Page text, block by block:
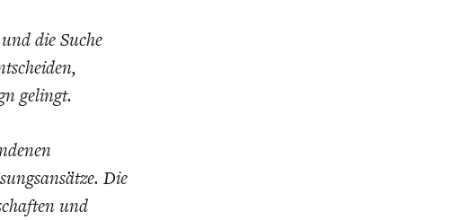
die Suche
gelingt.
Die
und